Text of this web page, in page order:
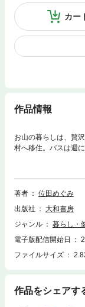
カー
作品情報
お山の暮らしは、贅
村へ移住。バスは週
金もない。古民家を
もに、土とともに、
日本古来の丁寧な暮
紡ぐ。自然のリズム
著者
位田めぐみ
出版社
大和書房
ジャンル
暮らし・
電子版配信開始日
ファイルサイズ
作品をシェアす